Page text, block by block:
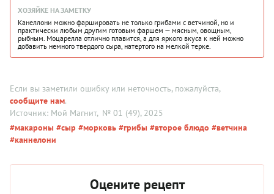
ХОЗЯЙКЕ НА ЗАМЕТКУ
Канеллони можно фаршировать не только грибами с ветчиной, но и
практически любым другим готовым фаршем — мясным, овощным,
рыбным. Моцарелла отлично плавится, а для яркого вкуса к ней можно
добавить немного твердого сыра, натертого на мелкой терке.
Если вы заметили ошибку или неточность, пожалуйста,
сообщите нам.
Источник: Мой Магнит, № 01 (49), 2025
#макароны #сыр #морковь #грибы #второе блюдо #ветчина
#каннелони
Оцените рецепт